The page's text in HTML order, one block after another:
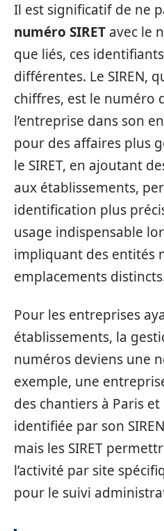
Il est significatif de ne
numéro SIRET avec le
que liés, ces
différentes. Le SIREN,
chiffres, est le numéro
l’entreprise dans son
pour des affaires plus
le SIRET, en ajoutant
aux établissements,
identification plus
usage indispensable
impliquant des entités
emplacements
Pour les entreprises
établissements, la
numéros deviens une
exemple, une
des chantiers à Paris
identifiée par son
mais les SIRET
l’activité par site
pour le suivi